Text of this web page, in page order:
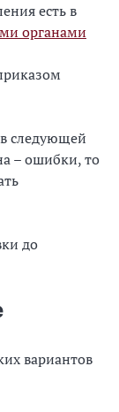
есть в
органами
следующей
– ошибки, то
до
вариантов